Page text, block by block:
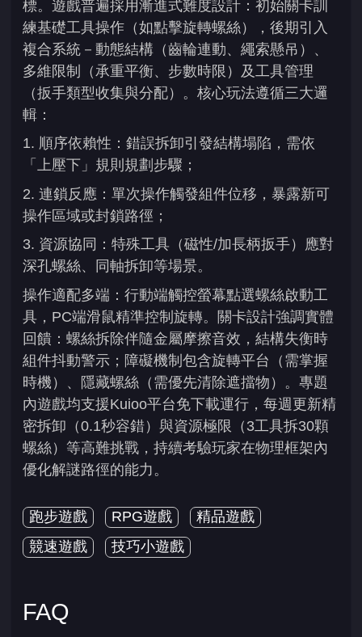
標。遊戲普遍採用漸進式難度設計：初始關卡訓
練基礎工具操作（如點擊旋轉螺絲），後期引入
複合系統－動態結構（齒輪連動、繩索懸吊）、
多維限制（承重平衡、步數時限）及工具管理
（扳手類型收集與分配）。核心玩法遵循三大邏
輯：
1. 順序依賴性：錯誤拆卸引發結構塌陷，需依
「上壓下」規則規劃步驟；
2. 連鎖反應：單次操作觸發組件位移，暴露新可
操作區域或封鎖路徑；
3. 資源協同：特殊工具（磁性/加長柄扳手）應對
深孔螺絲、同軸拆卸等場景。
操作適配多端：行動端觸控螢幕點選螺絲啟動工
具，PC端滑鼠精準控制旋轉。關卡設計強調實體
回饋：螺絲拆除伴隨金屬摩擦音效，結構失衡時
組件抖動警示；障礙機制包含旋轉平台（需掌握
時機）、隱藏螺絲（需優先清除遮擋物）。專題
內遊戲均支援Kuioo平台免下載運行，每週更新精
密拆卸（0.1秒容錯）與資源極限（3工具拆30顆
螺絲）等高難挑戰，持續考驗玩家在物理框架內
優化解謎路徑的能力。
跑步遊戲 RPG遊戲
精品遊戲
競速遊戲
技巧小遊戲
FAQ